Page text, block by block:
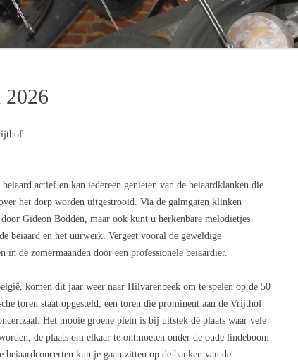
2017
2018
2026
actief en kan iedereen genieten van de beiaardklanken die
het dorp worden uitgestrooid. Via de galmgaten klinken
Gideon Bodden, maar ook kunt u herkenbare melodietjes
beiaard en het uurwerk. Vergeet vooral de geweldige
in de zomermaanden door een professionele beiaardier.
komen dit jaar weer naar Hilvarenbeek om te spelen op de 50
toren staat opgesteld, een toren die prominent aan de Vrijthof
Het mooie groene plein is bij uitstek dé plaats waar vele
de plaats om elkaar te ontmoeten onder de oude lindeboom
beiaardconcerten kun je gaan zitten op de banken van de